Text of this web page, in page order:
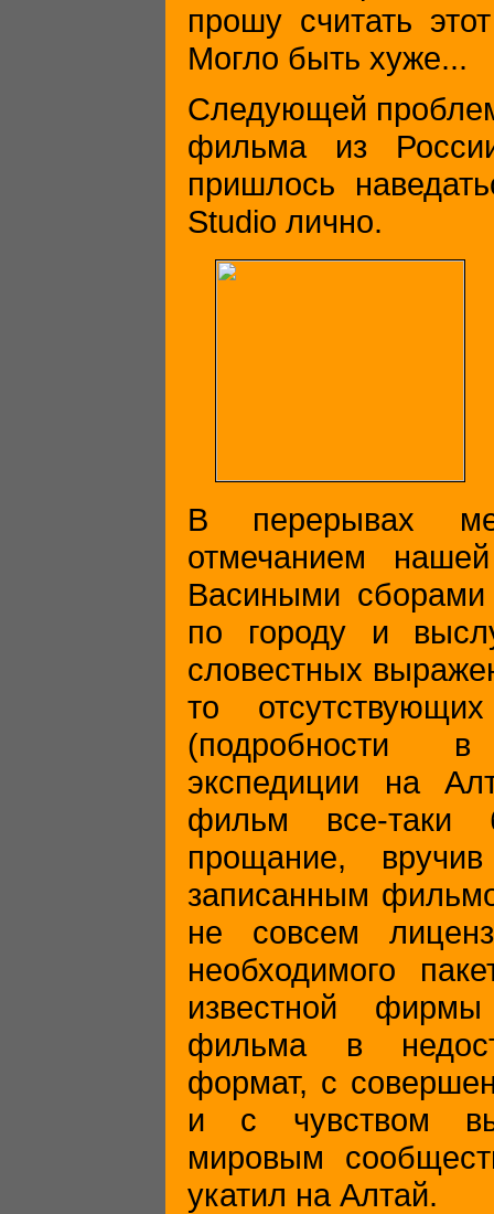
прошу считать
Могло быть хуже...
Следующей
фильма из
пришлось
Studio лично.
В перерывах
отмечанием
Васиными сборами
по городу и
словестных
то
(подробности
экспедиции на
фильм все-
прощание,
записанным
не совсем
необходимого
известной
фильма в
формат, с
и с чувством
мировым
укатил на Алтай.